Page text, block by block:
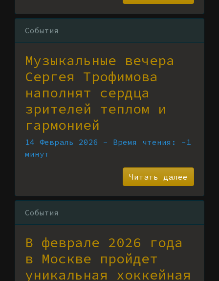
События
Музыкальные вечера
Сергея Трофимова
наполнят сердца
зрителей теплом и
гармонией
14 Февраль 2026 - Время чтения: ~1
минут
Читать далее
События
В феврале 2026 года
в Москве пройдет
уникальная хоккейная